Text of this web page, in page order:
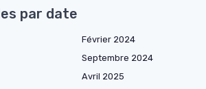
par date
Février 2024
Septembre 2024
Avril 2025